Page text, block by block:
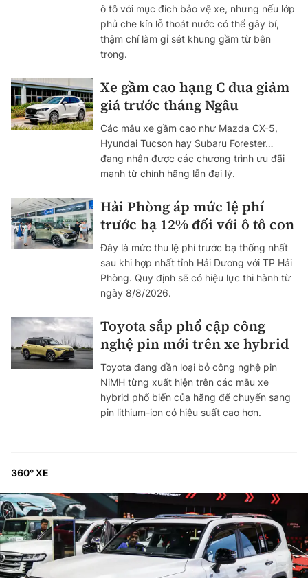
ô tô với mục đích bảo vệ xe, nhưng nếu lớp
phủ che kín lỗ thoát nước có thể gây bí,
thậm chí làm gỉ sét khung gầm từ bên
trong.
Xe gầm cao hạng C đua giảm
giá trước tháng Ngâu
Các mẫu xe gầm cao như Mazda CX-5,
Hyundai Tucson hay Subaru Forester…
đang nhận được các chương trình ưu đãi
mạnh từ chính hãng lẫn đại lý.
Hải Phòng áp mức lệ phí
trước bạ 12% đối với ô tô con
Đây là mức thu lệ phí trước bạ thống nhất
sau khi hợp nhất tỉnh Hải Dương với TP Hải
Phòng. Quy định sẽ có hiệu lực thi hành từ
ngày 8/8/2026.
Toyota sắp phổ cập công
nghệ pin mới trên xe hybrid
Toyota đang dần loại bỏ công nghệ pin
NiMH từng xuất hiện trên các mẫu xe
hybrid phổ biến của hãng để chuyển sang
pin lithium-ion có hiệu suất cao hơn.
360° XE